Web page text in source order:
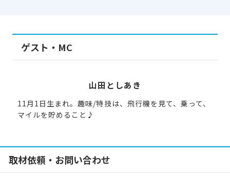
ゲスト・MC
山田としあき
11月1日生まれ。趣味/特技は、飛行機を見て、乗って、
マイルを貯めること♪
取材依頼・お問い合わせ